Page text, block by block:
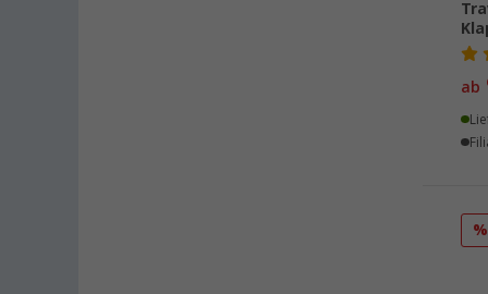
ab
%